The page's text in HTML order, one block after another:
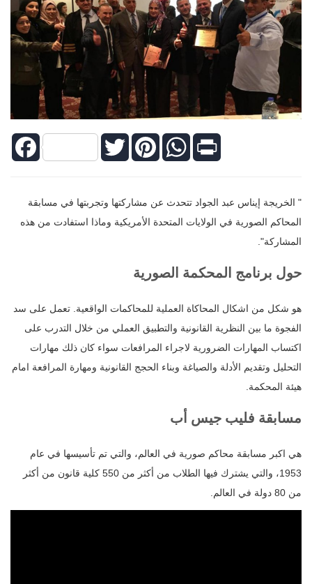
Facebook TwitterPinterestWhatsApp Print
" الخريجة إيناس عبد الجواد تتحدث عن مشاركتها وتجربتها في مسابقة
المحاكم الصورية في الولايات المتحدة الأمريكية وماذا استفادت من هذه
المشاركة".
حول برنامج المحكمة الصورية
هو شكل من اشكال المحاكاة العملية للمحاكمات الواقعية. تعمل على سد
الفجوة ما بين النظرية القانونية والتطبيق ‏العملي من خلال التدرب على
اكتساب المهارات الضرورية لاجراء المرافعات سواء كان ذلك مهارات
التحليل و‏تقديم الأدلة والصياغة وبناء الحجج القانونية ومهارة المرافعة امام
هيئة المحكمة.
مسابقة فليب جيس أب
هي اكبر مسابقة محاكم صورية في العالم، والتي تم تأسيسها في عام
1953، والتي يشترك فيها الطلاب ‏من أكثر من 550 كلية قانون من أكثر
من 80 دولة في العالم.‏